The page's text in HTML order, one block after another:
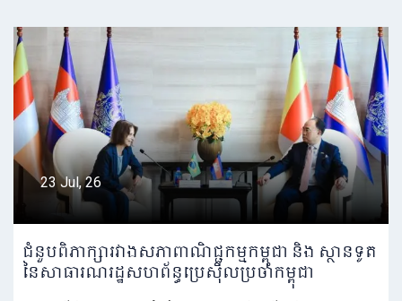
23 Jul, 26
ជំនួបពិភាក្សារវាងសភាពាណិជ្ជកម្មកម្ពុជា និង ស្ថានទូត
នៃសាធារណរដ្ឋសហព័ន្ធប្រេស៊ីលប្រចាំកម្ពុជា